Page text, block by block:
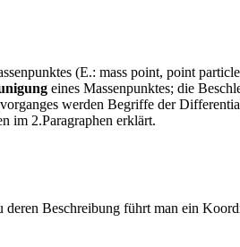
(E.: mass point, point
eines Massenpunktes; die
werden Begriffe der
im 2.Paragraphen erklärt.
deren Beschreibung führt man ein